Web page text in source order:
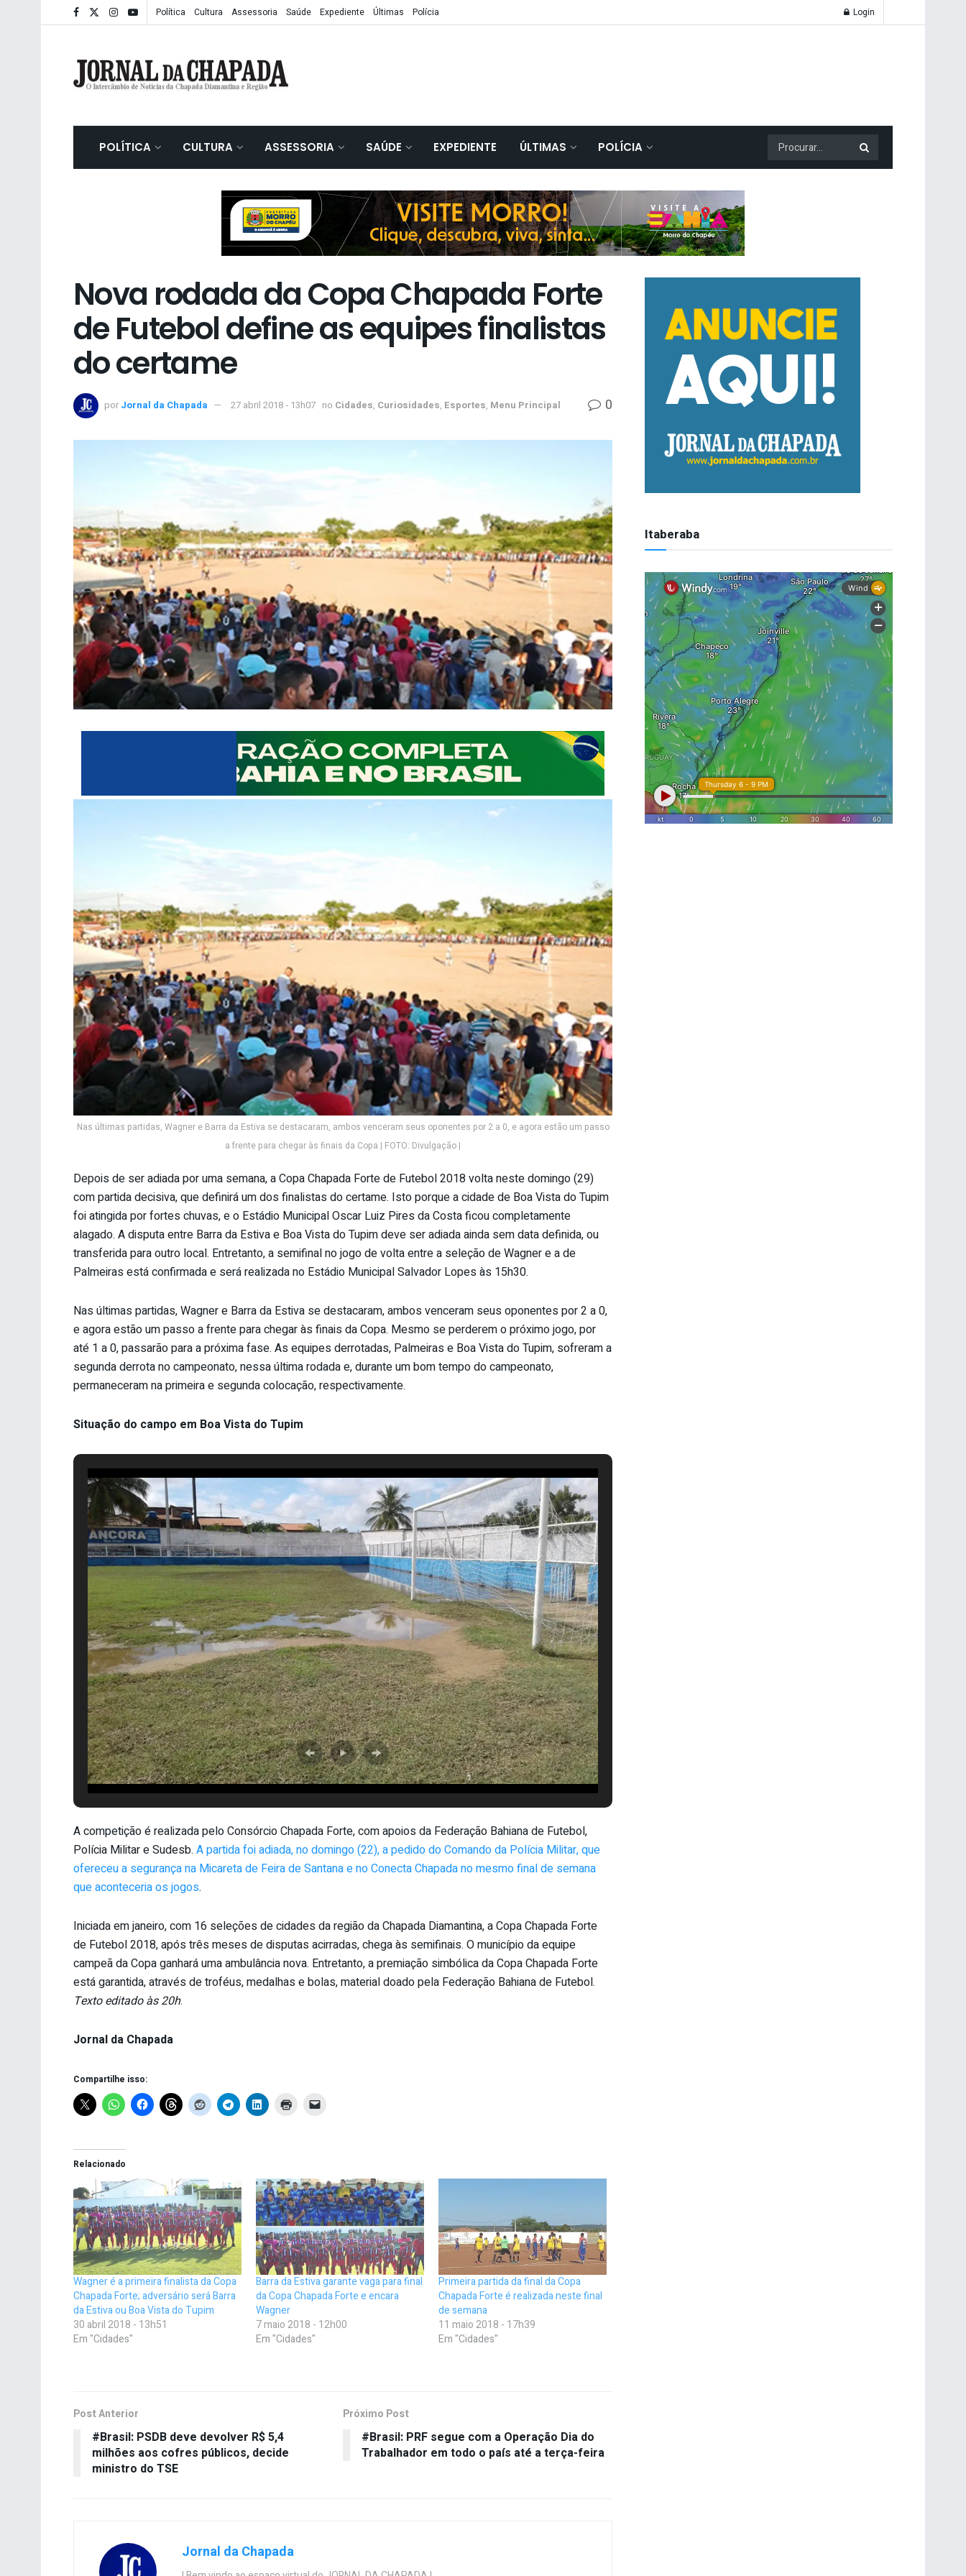
Política Cultura Assessoria Saúde Expediente Últimas Polícia Login
POLÍTICA CULTURA ASSESSORIA SAÚDE EXPEDIENTE ÚLTIMAS POLÍCIA
Nova rodada da Copa Chapada Forte
de Futebol define as equipes finalistas
do certame
por Jornal da Chapada 27 abril 2018 - 13h07 no Cidades, Curiosidades, Esportes, Menu Principal 0
Nas últimas partidas, Wagner e Barra da Estiva se destacaram, ambos venceram seus oponentes por 2 a 0, e agora estão um passo
a frente para chegar às finais da Copa | FOTO: Divulgação |
Depois de ser adiada por uma semana, a Copa Chapada Forte de Futebol 2018 volta neste domingo (29)
com partida decisiva, que definirá um dos finalistas do certame. Isto porque a cidade de Boa Vista do Tupim
foi atingida por fortes chuvas, e o Estádio Municipal Oscar Luiz Pires da Costa ficou completamente
alagado. A disputa entre Barra da Estiva e Boa Vista do Tupim deve ser adiada ainda sem data definida, ou
transferida para outro local. Entretanto, a semifinal no jogo de volta entre a seleção de Wagner e a de
Palmeiras está confirmada e será realizada no Estádio Municipal Salvador Lopes às 15h30.
Nas últimas partidas, Wagner e Barra da Estiva se destacaram, ambos venceram seus oponentes por 2 a 0,
e agora estão um passo a frente para chegar às finais da Copa. Mesmo se perderem o próximo jogo, por
até 1 a 0, passarão para a próxima fase. As equipes derrotadas, Palmeiras e Boa Vista do Tupim, sofreram a
segunda derrota no campeonato, nessa última rodada e, durante um bom tempo do campeonato,
permaneceram na primeira e segunda colocação, respectivamente.
Situação do campo em Boa Vista do Tupim
A competição é realizada pelo Consórcio Chapada Forte, com apoios da Federação Bahiana de Futebol,
Polícia Militar e Sudesb. A partida foi adiada, no domingo (22), a pedido do Comando da Polícia Militar, que
ofereceu a segurança na Micareta de Feira de Santana e no Conecta Chapada no mesmo final de semana
que aconteceria os jogos.
Iniciada em janeiro, com 16 seleções de cidades da região da Chapada Diamantina, a Copa Chapada Forte
de Futebol 2018, após três meses de disputas acirradas, chega às semifinais. O município da equipe
campeã da Copa ganhará uma ambulância nova. Entretanto, a premiação simbólica da Copa Chapada Forte
está garantida, através de troféus, medalhas e bolas, material doado pela Federação Bahiana de Futebol.
Texto editado às 20h.
Jornal da Chapada
Compartilhe isso:
Relacionado
Wagner é a primeira finalista da Copa
Chapada Forte; adversário será Barra
da Estiva ou Boa Vista do Tupim
30 abril 2018 - 13h51
Em "Cidades"
Barra da Estiva garante vaga para final
da Copa Chapada Forte e encara
Wagner
7 maio 2018 - 12h00
Em "Cidades"
Primeira partida da final da Copa
Chapada Forte é realizada neste final
de semana
11 maio 2018 - 17h39
Em "Cidades"
Post Anterior
#Brasil: PSDB deve devolver R$ 5,4
milhões aos cofres públicos, decide
ministro do TSE
Próximo Post
#Brasil: PRF segue com a Operação Dia do
Trabalhador em todo o país até a terça-feira
Jornal da Chapada
Itaberaba